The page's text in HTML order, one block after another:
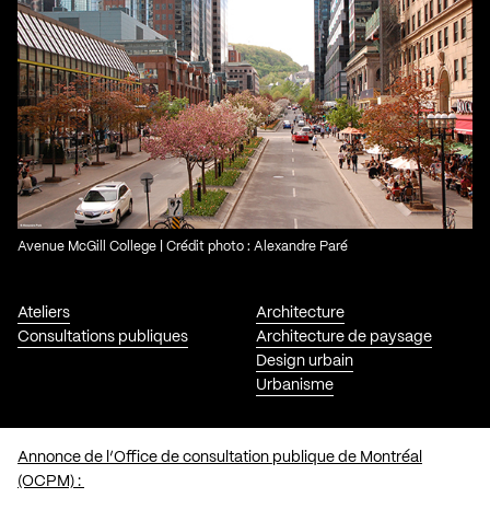
Ateliers
Consultations publiques
Architecture
Architecture de paysage
Design urbain
Urbanisme
Avenue McGill College | Crédit photo : Alexandre Paré
Annonce de l’Office de consultation publique de Montréal
(OCPM) :